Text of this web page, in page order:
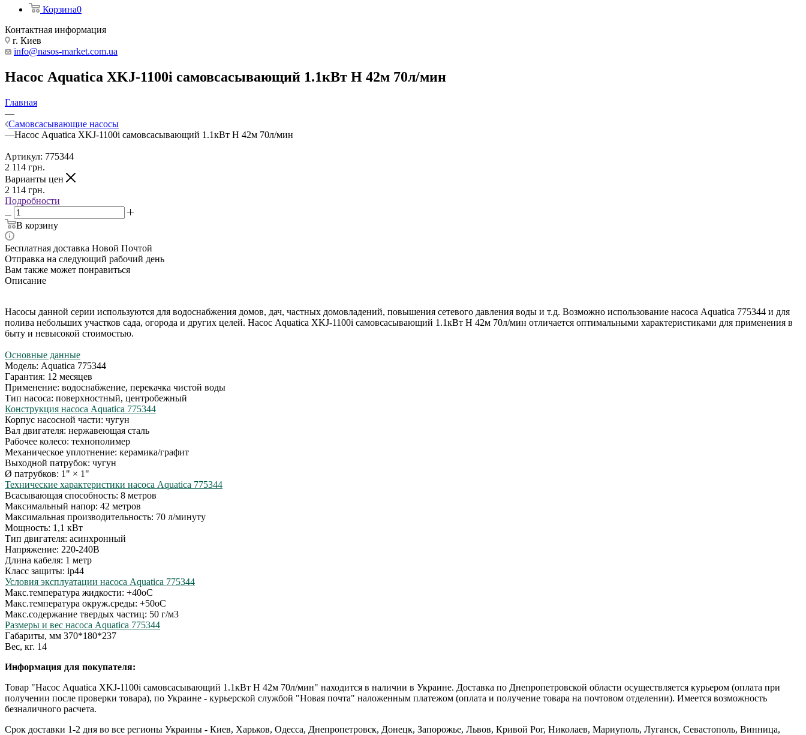
Корзина0
Контактная информация
г. Киев
info@nasos-market.com.ua
Насос Aquatica XKJ-1100i самовсасывающий 1.1кВт Н 42м 70л/мин
Главная
—
Самовсасывающие насосы
—Насос Aquatica XKJ-1100i самовсасывающий 1.1кВт Н 42м 70л/мин
Артикул: 775344
2 114 грн.
Варианты цен
2 114 грн.
Подробности
В корзину
Бесплатная доставка Новой Почтой
Отправка на следующий рабочий день
Вам также может понравиться
Описание
Насосы данной серии используются для водоснабжения домов, дач, частных домовладений, повышения сетевого давления воды и т.д. Возможно использование насоса Aquatica 775344 и для
полива небольших участков сада, огорода и других целей. Насос Aquatica XKJ-1100i самовсасывающий 1.1кВт Н 42м 70л/мин отличается оптимальными характеристиками для применения в
быту и невысокой стоимостью.
Основные данные
Модель: Aquatica 775344
Гарантия: 12 месяцев
Применение: водоснабжение, перекачка чистой воды
Тип насоса: поверхностный, центробежный
Конструкция насоса Aquatica 775344
Корпус насосной части: чугун
Вал двигателя: нержавеющая сталь
Рабочее колесо: технополимер
Механическое уплотнение: керамика/графит
Выходной патрубок: чугун
Ø патрубков: 1" × 1"
Технические характеристики насоса Aquatica 775344
Всасывающая способность: 8 метров
Максимальный напор: 42 метров
Максимальная производительность: 70 л/минуту
Мощность: 1,1 кВт
Тип двигателя: асинхронный
Напряжение: 220-240В
Длина кабеля: 1 метр
Класс защиты: ip44
Условия эксплуатации насоса Aquatica 775344
Макс.температура жидкости: +40оС
Макс.температура окруж.среды: +50оС
Макс.содержание твердых частиц: 50 г/м3
Размеры и вес насоса Aquatica 775344
Габариты, мм 370*180*237
Вес, кг. 14
Информация для покупателя:
Товар "Насос Aquatica XKJ-1100i самовсасывающий 1.1кВт Н 42м 70л/мин" находится в наличии в Украине. Доставка по Днепропетровской области осуществляется курьером (оплата при
получении после проверки товара), по Украине - курьерской службой "Новая почта" наложенным платежом (оплата и получение товара на почтовом отделении). Имеется возможность
безналичного расчета.
Срок доставки 1-2 дня во все регионы Украины - Киев, Харьков, Одесса, Днепропетровск, Донецк, Запорожье, Львов, Кривой Рог, Николаев, Мариуполь, Луганск, Севастополь, Винница,